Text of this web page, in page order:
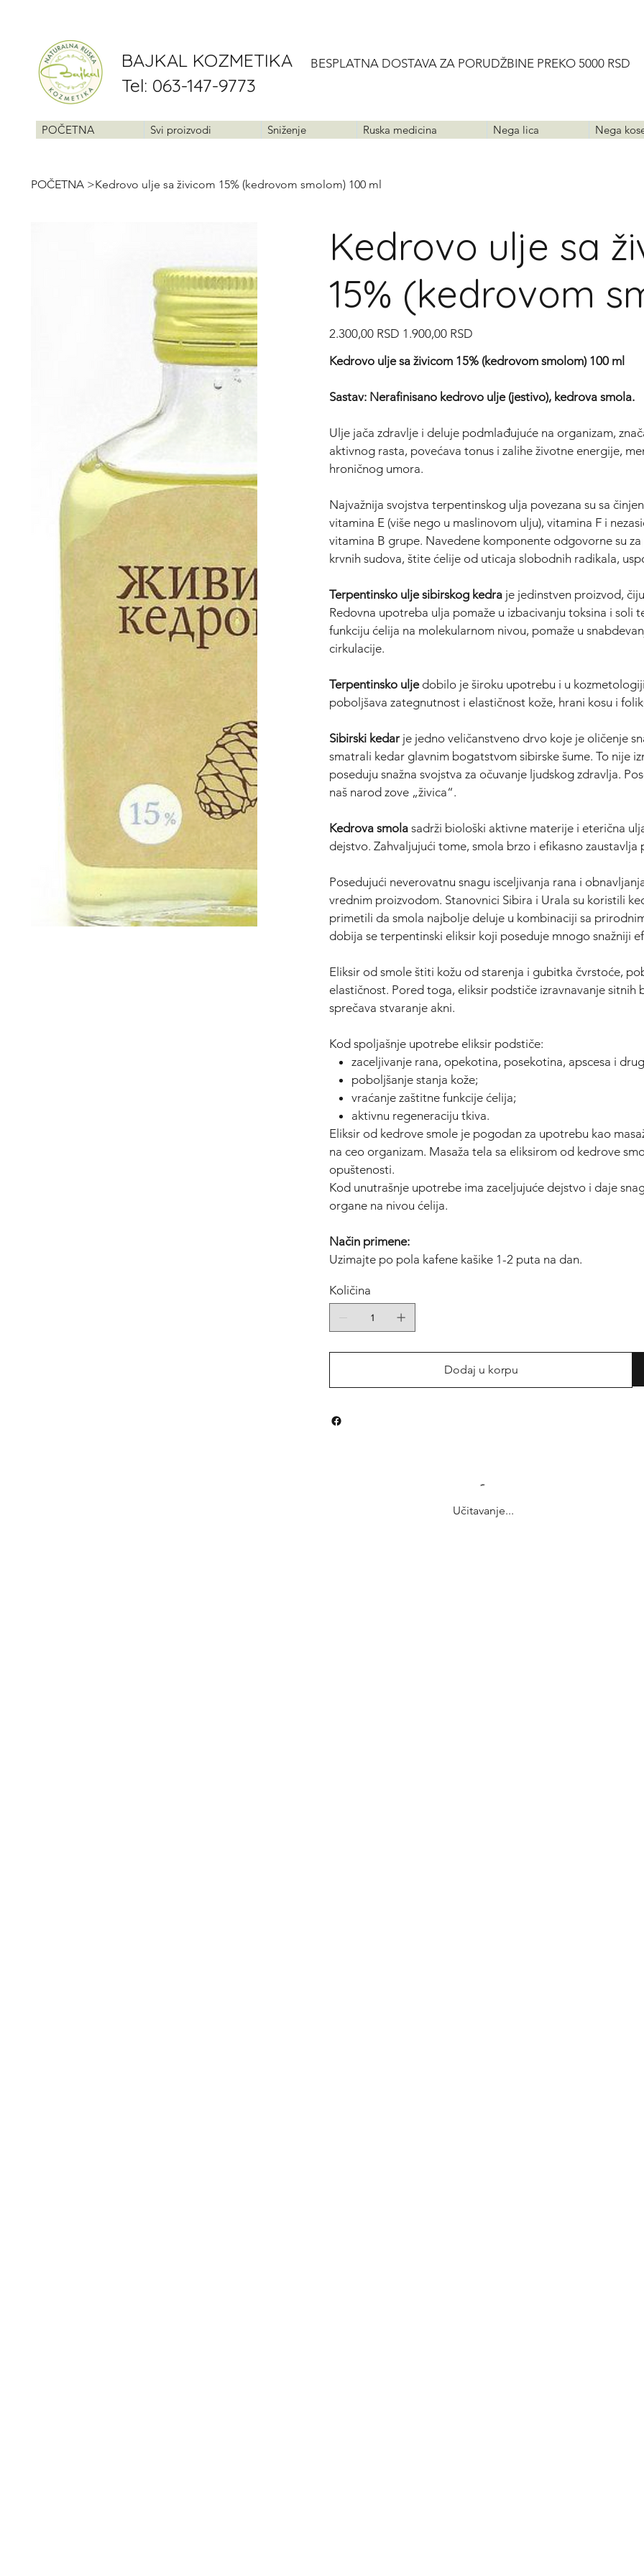
BAJKAL KOZMETIKA
Tel: 063-147-9773
BESPLATNA DOSTAVA ZA PORUDŽBINE PREKO 5000 RSD
POČETNA Svi proizvodi Sniženje Ruska medicina Nega lica Nega
POČETNA >Kedrovo ulje sa živicom 15% (kedrovom smolom) 100 ml
Kedrovo ulje sa
15% (kedrovom
Redovna
cijena
2.300,00 RSD
Cijena
s
1.900,00 RSD
Kedrovo ulje sa živicom 15% (kedrovom smolom) 100 ml
Sastav: Nerafinisano kedrovo ulje (jestivo), kedrova smola.
Ulje jača zdravlje i deluje podmlađujuće na organizam,
aktivnog rasta, povećava tonus i zalihe životne energije,
hroničnog umora.
Najvažnija svojstva terpentinskog ulja povezana su sa
vitamina E (više nego u maslinovom ulju), vitamina F i
vitamina B grupe. Navedene komponente odgovorne su
krvnih sudova, štite ćelije od uticaja slobodnih radikala,
Terpentinsko ulje sibirskog kedra je jedinstven proizvod,
Redovna upotreba ulja pomaže u izbacivanju toksina i soli
funkciju ćelija na molekularnom nivou, pomaže u
cirkulacije.
Terpentinsko uljedobilo je široku upotrebu i u
poboljšava zategnutnost i elastičnost kože, hrani kosu i
Sibirski kedar je jedno veličanstveno drvo koje je oličenje
smatrali kedar glavnim bogatstvom sibirske šume. To nije
poseduju snažna svojstva za očuvanje ljudskog zdravlja.
naš narod zove „živica“.
Kedrova smola sadrži biološki aktivne materije i eterična
dejstvo. Zahvaljujući tome, smola brzo i efikasno
Posedujući neverovatnu snagu isceljivanja rana i
vrednim proizvodom. Stanovnici Sibira i Urala su koristili
primetili da smola najbolje deluje u kombinaciji sa
dobija se terpentinski eliksir koji poseduje mnogo snažniji
Eliksir od smole štiti kožu od starenja i gubitka čvrstoće,
elastičnost. Pored toga, eliksir podstiče izravnavanje
sprečava stvaranje akni.
Kod spoljašnje upotrebe eliksir podstiče:
zaceljivanje rana, opekotina, posekotina, apscesa i
poboljšanje stanja kože;
vraćanje zaštitne funkcije ćelija;
aktivnu regeneraciju tkiva.
Eliksir od kedrove smole je pogodan za upotrebu kao
na ceo organizam. Masaža tela sa eliksirom od kedrove
opuštenosti.
Kod unutrašnje upotrebe ima zaceljujuće dejstvo i daje
organe na nivou ćelija.
Način primene:
Uzimajte po pola kafene kašike 1-2 puta na dan.
Količina
Dodaj u korpu
Učitavanje...